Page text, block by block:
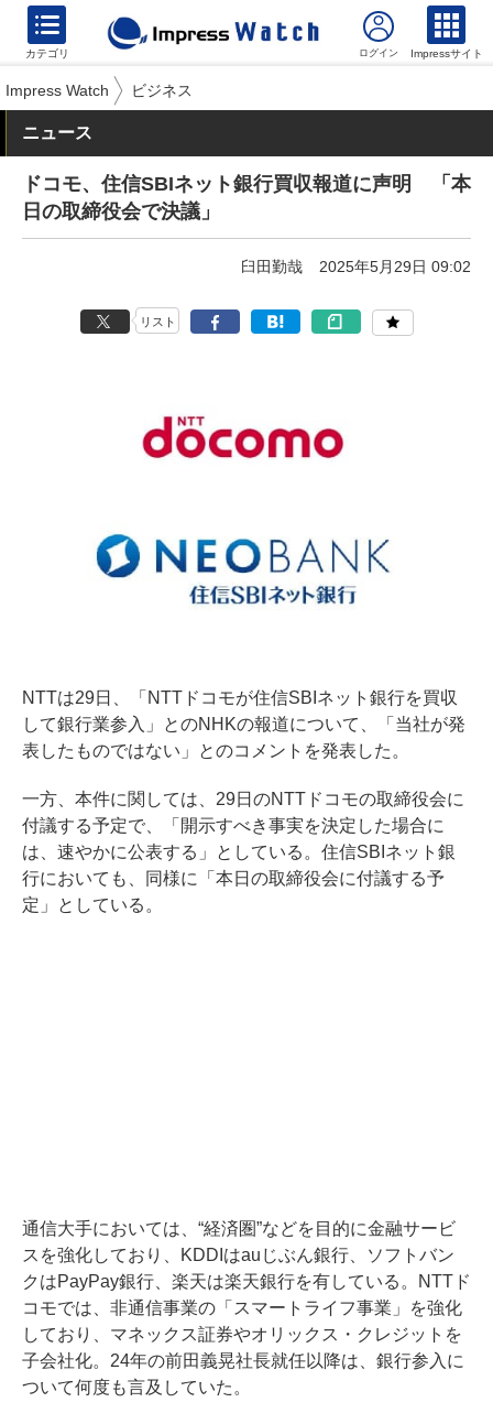
カテゴリ Impressサイト
Impress Watch ビジネス
ニュース
ドコモ、住信SBIネット銀行買収報道に声明 「本
日の取締役会で決議」
臼田勤哉 2025年5月29日 09:02
リスト
NTTは29日、「NTTドコモが住信SBIネット銀行を買収
して銀行業参入」とのNHKの報道について、「当社が発
表したものではない」とのコメントを発表した。
一方、本件に関しては、29日のNTTドコモの取締役会に
付議する予定で、「開示すべき事実を決定した場合に
は、速やかに公表する」としている。住信SBIネット銀
行においても、同様に「本日の取締役会に付議する予
定」としている。
通信大手においては、“経済圏”などを目的に金融サービ
スを強化しており、KDDIはauじぶん銀行、ソフトバン
クはPayPay銀行、楽天は楽天銀行を有している。NTTド
コモでは、非通信事業の「スマートライフ事業」を強化
しており、マネックス証券やオリックス・クレジットを
子会社化。24年の前田義晃社長就任以降は、銀行参入に
ついて何度も言及していた。